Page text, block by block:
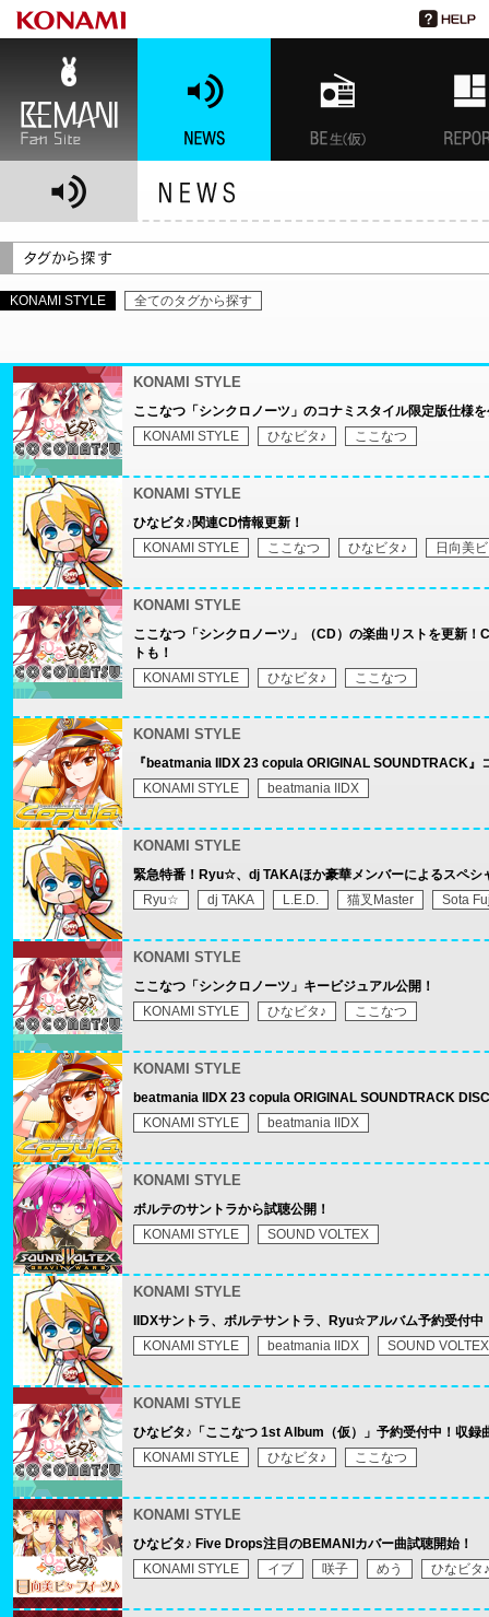
KONAMI STYLE 全てのタグから探す
KONAMI STYLE
ここなつ「シンクロノーツ」のコナミスタイル限定版仕様
KONAMI STYLE
ひなビタ♪ ここなつ
KONAMI STYLE
ひなビタ♪関連CD情報更新！
KONAMI STYLE
ここなつ ひなビタ♪ 日向美
KONAMI STYLE
ここなつ「シンクロノーツ」（CD）の楽曲リストを更新
トも！
KONAMI STYLE
ひなビタ♪ ここなつ
KONAMI STYLE
『beatmania IIDX 23 copula ORIGINAL SOUNDTRACK』
KONAMI STYLE
beatmania IIDX
KONAMI STYLE
緊急特番！Ryu☆、dj TAKAほか豪華メンバーによるスペシ
Ryu☆
dj TAKA L.E.D. 猫叉Master Sota
KONAMI STYLE
ここなつ「シンクロノーツ」キービジュアル公開！
KONAMI STYLE
ひなビタ♪ ここなつ
KONAMI STYLE
beatmania IIDX 23 copula ORIGINAL SOUNDTRACK
KONAMI STYLE
beatmania IIDX
KONAMI STYLE
ボルテのサントラから試聴公開！
KONAMI STYLE
SOUND VOLTEX
KONAMI STYLE
IIDXサントラ、ボルテサントラ、Ryu☆アルバム予約受付
KONAMI STYLE
beatmania IIDX SOUND VOLTEX
KONAMI STYLE
ひなビタ♪「ここなつ 1st Album（仮）」予約受付中！収録
KONAMI STYLE
ひなビタ♪ ここなつ
KONAMI STYLE
ひなビタ♪ Five Drops注目のBEMANIカバー曲試聴開始！
KONAMI STYLE
イブ 咲子 めう ひなビタ♪